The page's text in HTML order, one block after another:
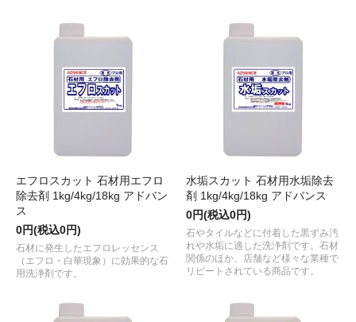
エフロスカット 石材用エフロ
除去剤 1kg/4kg/18kg アドバン
ス
0円(税込0円)
石材に発生したエフロレッセンス
（エフロ・白華現象）に効果的な石
用洗浄剤です。
水垢スカット 石材用水垢除去
剤 1kg/4kg/18kg アドバンス
0円(税込0円)
石やタイルなどに付着した黒ずみ汚
れや水垢に適した洗浄剤です。石材
関係のほか、店舗など様々な業種で
リピートされている商品です。